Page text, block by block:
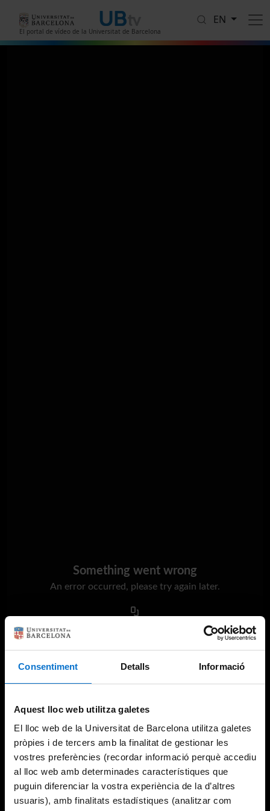
Consentiment Detalls Informació
Aquest lloc web utilitza galetes
El lloc web de la Universitat de Barcelona utilitza galetes
pròpies i de tercers amb la finalitat de gestionar les
vostres preferències (recordar informació perquè accediu
al lloc web amb determinades característiques que
puguin diferenciar la vostra experiència de la d’altres
usuaris), amb finalitats estadístiques (analitzar com
El portal de vídeo de la Universitat de Barcelona
EN
Something went wrong
An error occurred, please try again later.